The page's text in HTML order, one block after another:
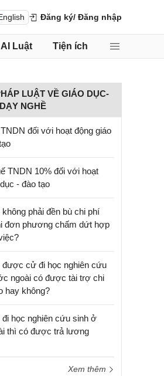
Đăng ký/ Đăng nhập
AI Luật Tiện ích
LUẬT VỀ GIÁO DỤC-
NGHỀ
đối với hoạt động giáo
TNDN 10% đối với hoạt
- đào tạo
phải đền bù chi phí
đơn phương chấm dứt hợp
được cử đi học nghiên cứu
ngoài có được tài trợ chi
hay không?
học nghiên cứu sinh ở
thì có được trả lương
Xem thêm